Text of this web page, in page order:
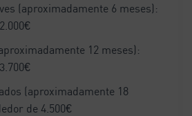
(aproximadamente 6 meses):
12 meses):
(aproximadamente 18
de 4.500€